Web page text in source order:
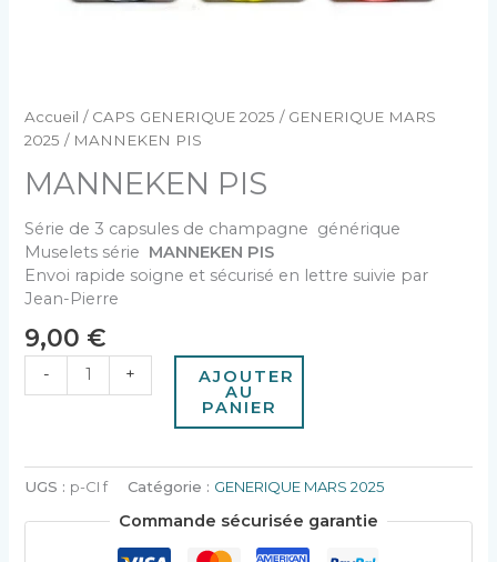
Accueil / CAPS GENERIQUE 2025 / GENERIQUE MARS
2025 / MANNEKEN PIS
MANNEKEN PIS
Série de 3 capsules de champagne générique
Muselets série MANNEKEN PIS
Envoi rapide soigne et sécurisé en lettre suivie par
Jean-Pierre
9,00 €
- + AJOUTER
AU
PANIER
UGS : p-CI f Catégorie : GENERIQUE MARS 2025
Commande sécurisée garantie